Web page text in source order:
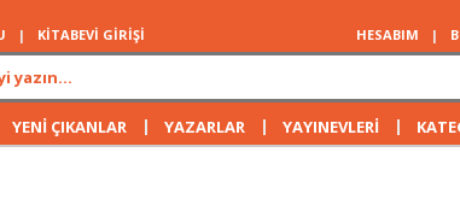
| KİTABEVİ GİRİŞİ HESABIM |
YENİ ÇIKANLAR | YAZARLAR | YAYINEVLERİ |